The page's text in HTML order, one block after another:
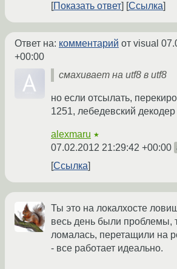
Показать ответ
Ссылка
Ответ на: комментарий от visual
+00:00
смахивает на utf8 в utf8
но если отсылать,
1251, лебедевский
alexmaru ★
07.02.2012 21:29:42 +00:00
Ссылка
Ты это на локалхосте
весь день были проблемы,
ломалась, перетащили на
- все работает идеально.